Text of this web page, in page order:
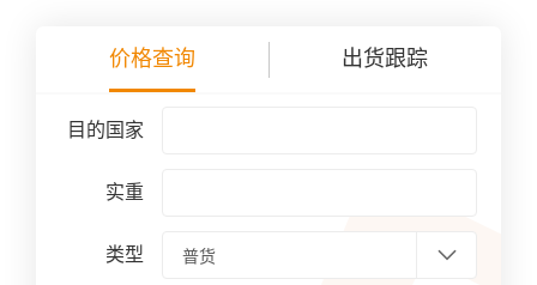
价格查询 出货跟踪
目的国家
实重
类型